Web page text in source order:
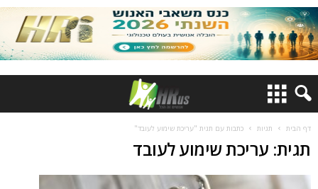
דף הבית תגיות כתבות עם תגית "עריכת שימוע לעובד"
תגית: עריכת שימוע לעובד